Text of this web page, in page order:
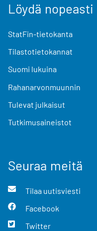
Löydä nopeasti
StatFin-tietokanta
Tilastotietokannat
Suomi lukuina
Rahanarvonmuunnin
Tulevat julkaisut
Tutkimusaineistot
Seuraa meitä
Tilaa uutisviesti
Facebook
Twitter